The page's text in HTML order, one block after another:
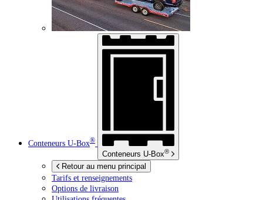
Conteneurs U-Box®
Conteneurs U-Box®
Retour au menu principal
Tarifs et renseignements
Options de livraison